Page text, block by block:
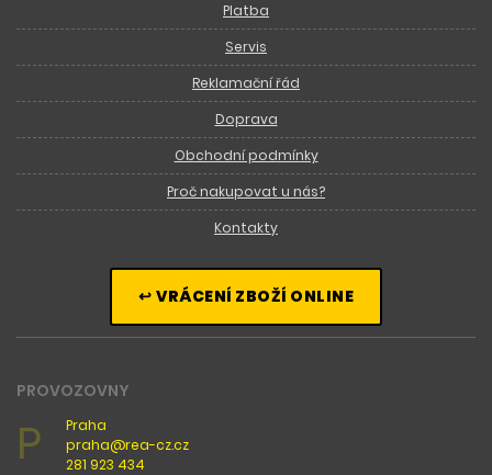
Platba
Servis
Reklamační řád
Doprava
Obchodní podmínky
Proč nakupovat u nás?
Kontakty
↩ VRÁCENÍ ZBOŽÍ ONLINE
PROVOZOVNY
P
Praha
praha@rea-cz.cz
281 923 434